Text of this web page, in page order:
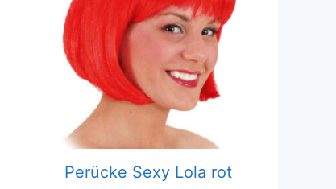
Perücke Sexy Lola rot